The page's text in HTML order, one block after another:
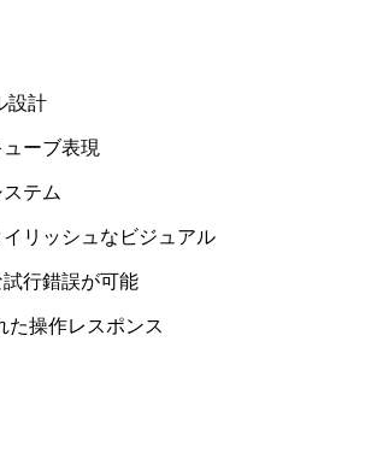
設計
ーブ表現
テム
リッシュなビジュアル
行錯誤が可能
た操作レスポンス